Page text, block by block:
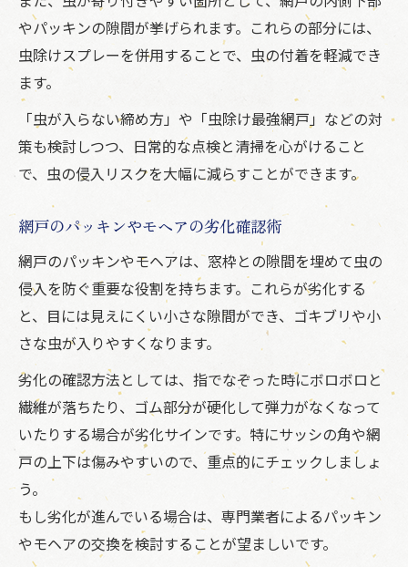
やパッキンの隙間が挙げられます。これらの部分には、
虫除けスプレーを併用することで、虫の付着を軽減でき
ます。
「虫が入らない締め方」や「虫除け最強網戸」などの対
策も検討しつつ、日常的な点検と清掃を心がけること
で、虫の侵入リスクを大幅に減らすことができます。
網戸のパッキンやモヘアの劣化確認術
網戸のパッキンやモヘアは、窓枠との隙間を埋めて虫の
侵入を防ぐ重要な役割を持ちます。これらが劣化する
と、目には見えにくい小さな隙間ができ、ゴキブリや小
さな虫が入りやすくなります。
劣化の確認方法としては、指でなぞった時にボロボロと
繊維が落ちたり、ゴム部分が硬化して弾力がなくなって
いたりする場合が劣化サインです。特にサッシの角や網
戸の上下は傷みやすいので、重点的にチェックしましょ
う。
もし劣化が進んでいる場合は、専門業者によるパッキン
やモヘアの交換を検討することが望ましいです。